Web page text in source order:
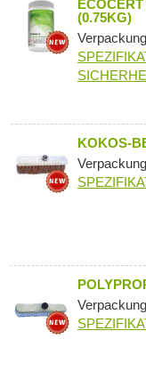
(0.75KG)
KOKOS-